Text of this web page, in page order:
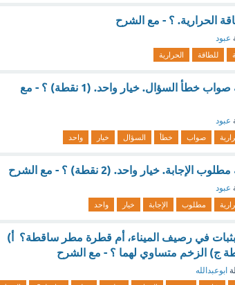
الحرارية. ؟ - مع الشرح
عبود
للطاقة الحرارية
الثلاجة تعد آلة ناقلة للطاقة الحرارية صواب خطأ السؤال. خيار واحد. (1 نقطة) ؟ - مع
عبود
صواب خطأ السؤال خيار واحد
خيار واحد. (2 نقطة) ؟ - مع الشرح
عبود
مطلوب الإجابة خيار واحد
بثبات في رصيف الميناء، أم قطرة مطر ساقطة؟ أ)
ج) الزخم متساوي لهما ؟ - مع الشرح
ابوعبدالله